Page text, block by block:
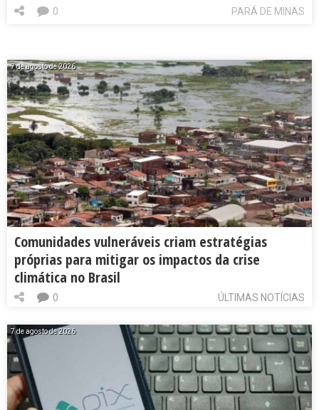
PARÁ DE MINAS
0
7 de agosto de 2026
Comunidades vulneráveis criam estratégias
próprias para mitigar os impactos da crise
climática no Brasil
ÚLTIMAS NOTÍCIAS
0
7 de agosto de 2026